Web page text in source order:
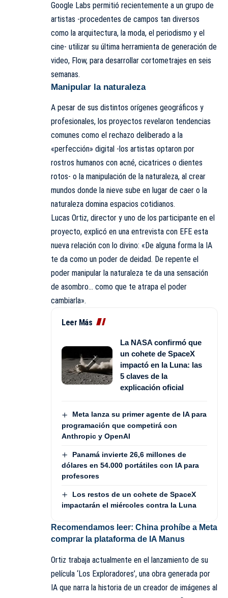
Google Labs permitió recientemente a un grupo de
artistas -procedentes de campos tan diversos
como la arquitectura, la moda, el periodismo y el
cine- utilizar su última herramienta de generación de
video, Flow, para desarrollar cortometrajes en seis
semanas.
Manipular la naturaleza
A pesar de sus distintos orígenes geográficos y
profesionales, los proyectos revelaron tendencias
comunes como el rechazo deliberado a la
«perfección» digital -los artistas optaron por
rostros humanos con acné, cicatrices o dientes
rotos- o la manipulación de la naturaleza, al crear
mundos donde la nieve sube en lugar de caer o la
naturaleza domina espacios cotidianos.
Lucas Ortiz, director y uno de los participante en el
proyecto, explicó en una entrevista con EFE esta
nueva relación con lo divino: «De alguna forma la IA
te da como un poder de deidad. De repente el
poder manipular la naturaleza te da una sensación
de asombro… como que te atrapa el poder
cambiarla».
Leer Más
La NASA confirmó que
un cohete de SpaceX
impactó en la Luna: las
5 claves de la
explicación oficial
Meta lanza su primer agente de IA para
programación que competirá con
Anthropic y OpenAI
Panamá invierte 26,6 millones de
dólares en 54.000 portátiles con IA para
profesores
Los restos de un cohete de SpaceX
impactarán el miércoles contra la Luna
Recomendamos leer: China prohíbe a Meta
comprar la plataforma de IA Manus
Ortiz trabaja actualmente en el lanzamiento de su
película ‘Los Exploradores’, una obra generada por
IA que narra la historia de un creador de imágenes al